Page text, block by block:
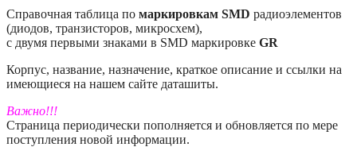
Справочная таблица по маркировкам SMD радиоэлементов
(диодов, транзисторов, микросхем),
с двумя первыми знаками в SMD маркировке GR
Корпус, название, назначение, краткое описание и ссылки на
имеющиеся на нашем сайте даташиты.
Важно!!!
Страница периодически пополняется и обновляется по мере
поступления новой информации.